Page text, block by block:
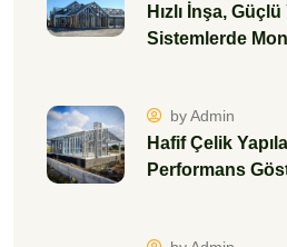
Hızlı İnşa,
Sistemlerde
by Admin
Hafif Çelik
Performans